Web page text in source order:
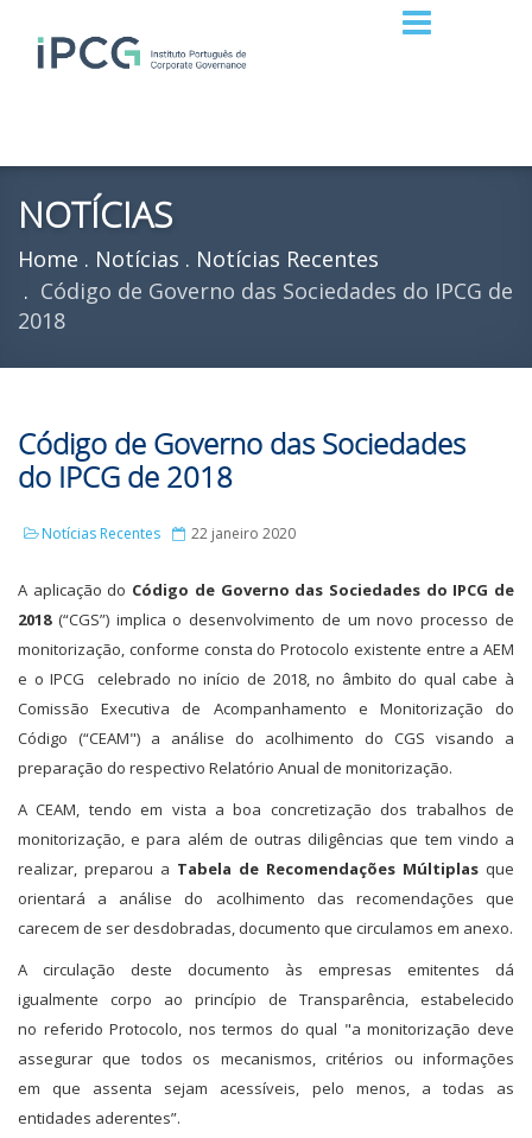
NOTÍCIAS
Home Notícias
Notícias Recentes
Código de Governo das Sociedades do IPCG de
2018
Código de Governo das Sociedades
do IPCG de 2018
Notícias Recentes 22 janeiro 2020
A aplicação do Código de Governo das Sociedades do IPCG de
2018(“CGS”) implica o desenvolvimento de um novo processo de
monitorização, conforme consta do Protocolo existente entre a AEM
e o IPCG celebrado no início de 2018, no âmbito do qual cabe à
Comissão Executiva de Acompanhamento e Monitorização do
Código (“CEAM") a análise do acolhimento do CGS visando a
preparação do respectivo Relatório Anual de monitorização.
A CEAM, tendo em vista a boa concretização dos trabalhos de
monitorização, e para além de outras diligências que tem vindo a
realizar, preparou a Tabela de Recomendações Múltiplas que
orientará a análise do acolhimento das recomendações que
carecem de ser desdobradas, documento que circulamos em anexo.
A circulação deste documento às empresas emitentes dá
igualmente corpo ao princípio de Transparência, estabelecido
no referido Protocolo, nos termos do qual "a monitorização deve
assegurar que todos os mecanismos, critérios ou informações
em que assenta sejam acessíveis, pelo menos, a todas as
entidades aderentes”.